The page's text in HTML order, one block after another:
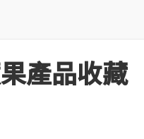
產品收藏